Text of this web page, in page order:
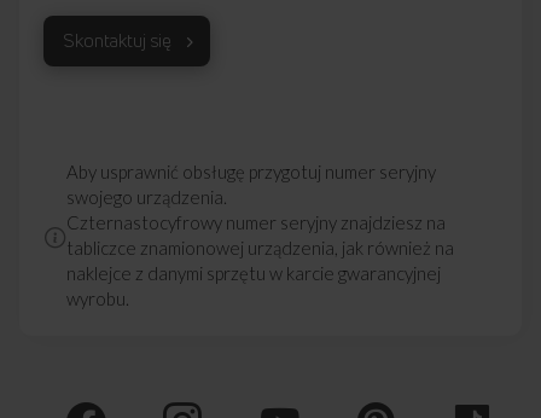
wygodę i bezpieczeństwo użytkowania.
Darmowa dostawa
z wniesieniem
Zakup na Raty 0%
Montaż i instalacja
urządzenia
Darmowy odbiór
Skontaktuj się
Aby usprawnić obsługę przygotuj numer seryjny
swojego urządzenia.
Czternastocyfrowy numer seryjny znajdziesz na
tabliczce znamionowej urządzenia, jak również na
naklejce z danymi sprzętu w karcie gwarancyjnej
wyrobu.